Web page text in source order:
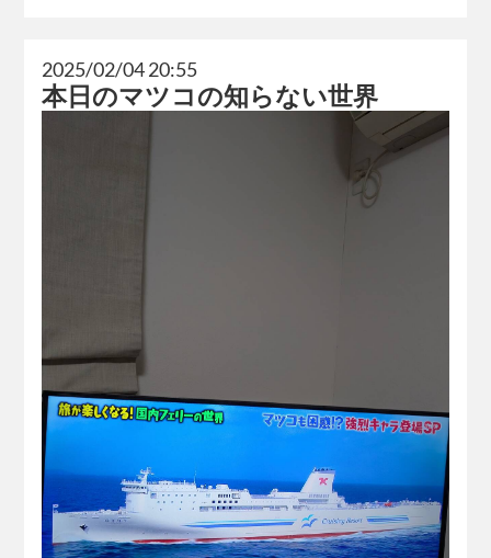
2025/02/04 20:55
本日のマツコの知らない世界